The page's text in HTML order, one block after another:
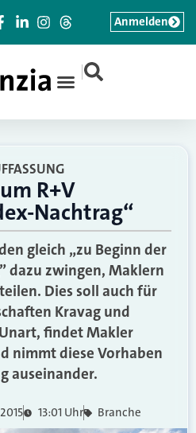
|
Anmelden
R+V
Nachtrag“
gleich „zu Beginn der
dazu zwingen, Maklern
Dies soll auch für
Kravag und
findet Makler
nimmt diese Vorhaben
auseinander.
13:01 Uhr Branche